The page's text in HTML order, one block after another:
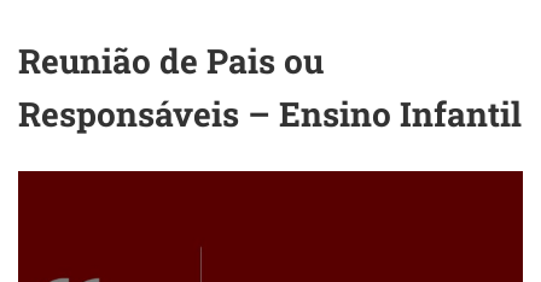
Reunião de Pais ou
Responsáveis – Ensino Infantil